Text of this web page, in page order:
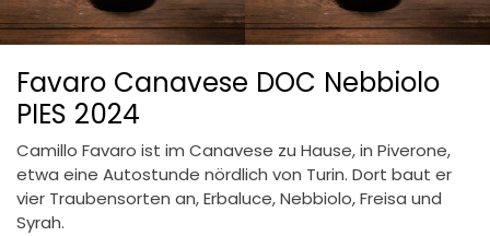
Favaro Canavese DOC Nebbiolo
PIES 2024
Camillo Favaro ist im Canavese zu Hause, in Piverone,
etwa eine Autostunde nördlich von Turin. Dort baut er
vier Traubensorten an, Erbaluce, Nebbiolo, Freisa und
Syrah.